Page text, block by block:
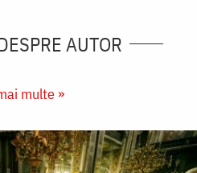
AUTOR
multe »